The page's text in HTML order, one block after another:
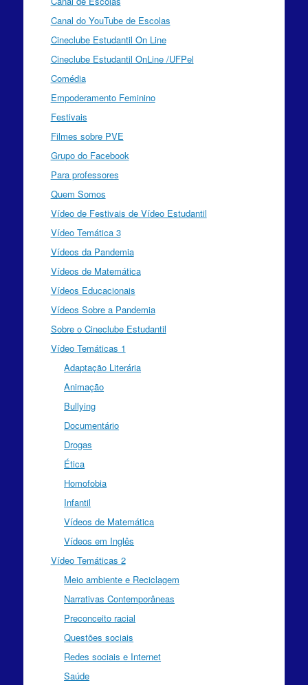
Canal do YouTube de Escolas
Cineclube Estudantil On Line
Cineclube Estudantil OnLine /UFPel
Comédia
Empoderamento Feminino
Festivais
Filmes sobre PVE
Grupo do Facebook
Para professores
Quem Somos
Vídeo de Festivais de Vídeo Estudantil
Vídeo Temática 3
Vídeos da Pandemia
Vídeos de Matemática
Vídeos Educacionais
Vídeos Sobre a Pandemia
Sobre o Cineclube Estudantil
Vídeo Temáticas 1
Adaptação Literária
Animação
Bullying
Documentário
Drogas
Ética
Homofobia
Infantil
Vídeos de Matemática
Vídeos em Inglês
Vídeo Temáticas 2
Meio ambiente e Reciclagem
Narrativas Contemporâneas
Preconceito racial
Questões sociais
Redes sociais e Internet
Saúde